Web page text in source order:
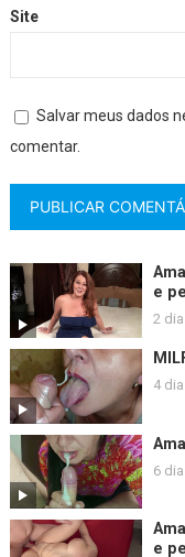
Site
Salvar meus dados
comentar.
e
2
4
6
e